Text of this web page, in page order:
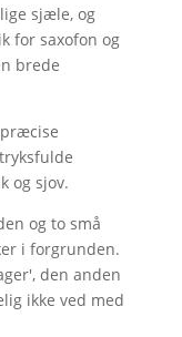
sjæle, og
for saxofon og
brede
og sjov.
og to små
i forgrunden.
den anden
ikke ved med